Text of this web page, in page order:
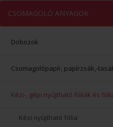
CSOMAGOLÓ ANYAGOK
Dobozok
Csomagolópapír, papírzsák,-
Kézi-, gépi nyújtható fóliák és
Kézi nyújtható fólia